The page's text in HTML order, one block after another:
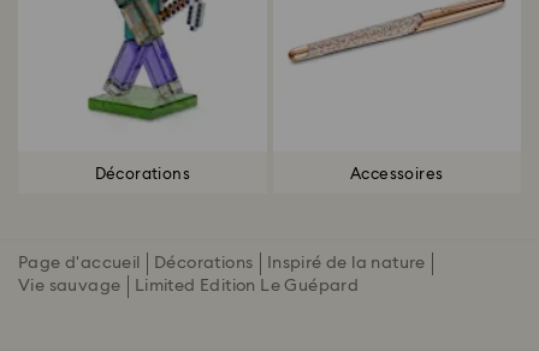
Décorations Accessoires
Page d'accueil Décorations
Inspiré de la nature
Vie sauvage
Limited Edition Le Guépard